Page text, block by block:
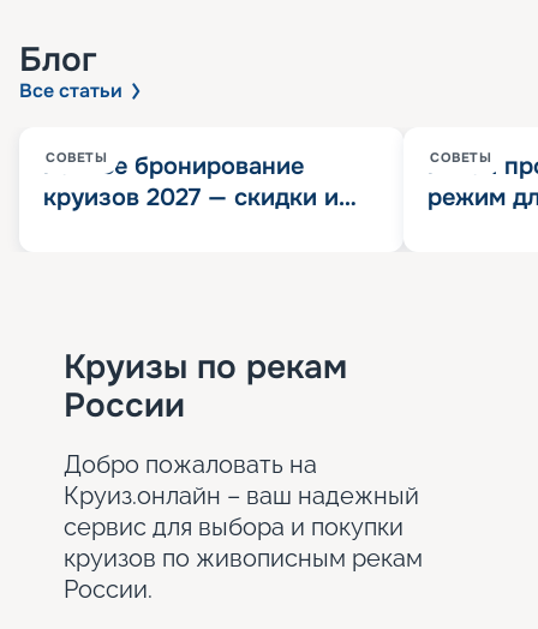
Блог
Все статьи
СОВЕТЫ
Раннее бронирование
круизов 2027 — скидки и
СОВЕТЫ
Китай
режим
Круизы по рекам
России
Добро пожаловать на
Круиз.онлайн – ваш надежный
сервис для выбора и покупки
круизов по живописным рекам
России.